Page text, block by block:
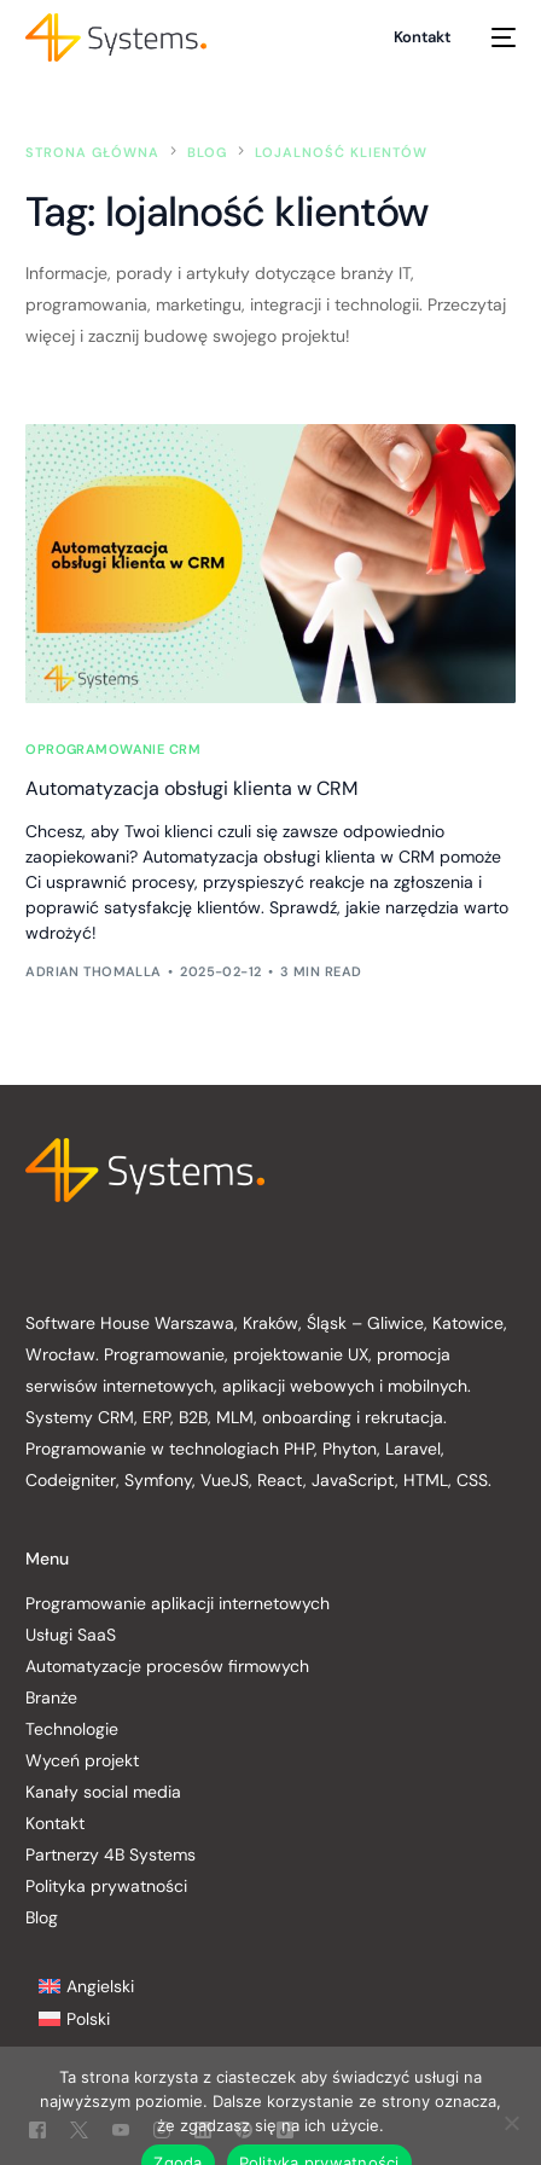
Kontakt
STRONA GŁÓWNA BLOG LOJALNOŚĆ KLIENTÓW
Tag: lojalność klientów
Informacje, porady i artykuły dotyczące branży IT,
programowania, marketingu, integracji i technologii. Przeczytaj
więcej i zacznij budowę swojego projektu!
OPROGRAMOWANIE CRM
Automatyzacja obsługi klienta w CRM
Chcesz, aby Twoi klienci czuli się zawsze odpowiednio
zaopiekowani? Automatyzacja obsługi klienta w CRM pomoże
Ci usprawnić procesy, przyspieszyć reakcje na zgłoszenia i
poprawić satysfakcję klientów. Sprawdź, jakie narzędzia warto
wdrożyć!
ADRIAN THOMALLA 2025-02-12 3 MIN READ
Software House Warszawa, Kraków, Śląsk – Gliwice, Katowice,
Wrocław. Programowanie, projektowanie UX, promocja
serwisów internetowych, aplikacji webowych i mobilnych.
Systemy CRM, ERP, B2B, MLM, onboarding i rekrutacja.
Programowanie w technologiach PHP, Phyton, Laravel,
Codeigniter, Symfony, VueJS, React, JavaScript, HTML, CSS.
Menu
Programowanie aplikacji internetowych
Usługi SaaS
Automatyzacje procesów firmowych
Branże
Technologie
Wyceń projekt
Kanały social media
Kontakt
Partnerzy 4B Systems
Polityka prywatności
Blog
Angielski
Polski
Kontakt
Ta strona korzysta z ciasteczek aby świadczyć usługi na
najwyższym poziomie. Dalsze korzystanie ze strony oznacza,
że zgadzasz się na ich użycie.